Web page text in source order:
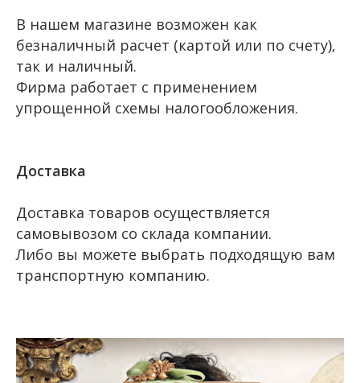
В нашем магазине возможен как
безналичный расчет (картой или по счету),
так и наличный.
Фирма работает с применением
упрощенной схемы налогообложения.
Доставка
Доставка товаров осуществляется
самовывозом со склада компании.
Либо вы можете выбрать подходящую вам
транспортную компанию.